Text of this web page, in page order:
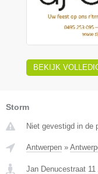
BEKIJK
Storm
Niet gevestigd in de
Antwerpen »
Jan Denucestraat 11